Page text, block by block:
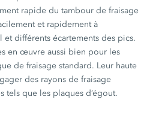
rapide du tambour de fraisage
et rapidement à
différents écartements des pics.
en œuvre aussi bien pour les
de fraisage standard. Leur haute
des rayons de fraisage
tels que les plaques d’égout.